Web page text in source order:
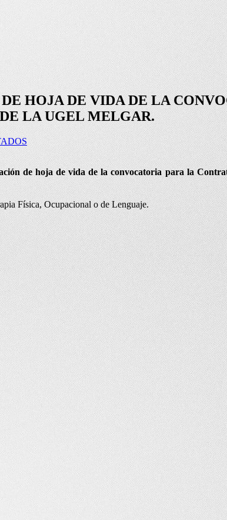
HOJA DE VIDA DE LA
LA UGEL MELGAR.
de hoja de vida de la convocatoria para la
Física, Ocupacional o de Lenguaje.